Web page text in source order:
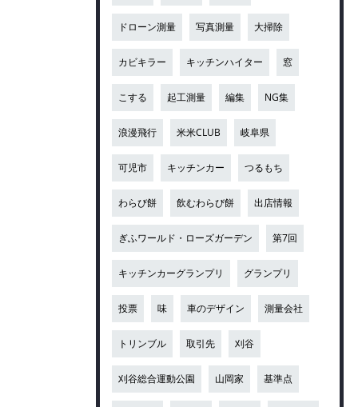
ドローン測量 写真測量 大掃除
カビキラー キッチンハイター 窓
こする 起工測量 編集 NG集
浪漫飛行 米米CLUB 岐阜県
可児市 キッチンカー つるもち
わらび餅 飲むわらび餅 出店情報
ぎふワールド・ローズガーデン 第7回
キッチンカーグランプリ グランプリ
投票 味 車のデザイン 測量会社
トリンブル 取引先 刈谷
刈谷総合運動公園 山岡家 基準点